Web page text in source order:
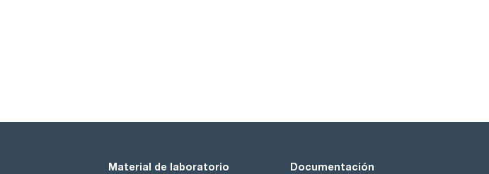
Material de laboratorio Documentación